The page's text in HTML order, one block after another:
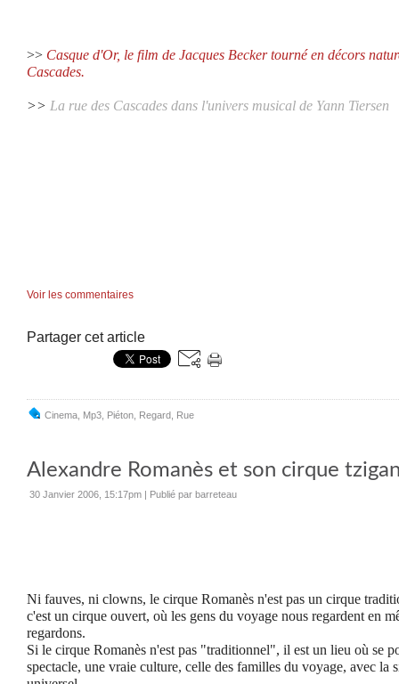
>> Casque d'Or, le film de Jacques Becker tourné en décors
Cascades.
>> La rue des Cascades dans l'univers musical de Yann Tiersen
Voir les commentaires
Partager cet article
Cinema Mp3 Piéton Regard Rue
Alexandre Romanès et son cirque
30 Janvier 2006, 15:17pm Publié par barreteau
Ni fauves, ni clowns, le cirque Romanès n'est pas un cirque
c'est un cirque ouvert, où les gens du voyage nous regardent en
regardons.
Si le cirque Romanès n'est pas "traditionnel", il est un lieu où se
spectacle, une vraie culture, celle des familles du voyage, avec la